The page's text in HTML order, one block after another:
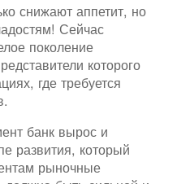
снижают аппетит, но
Сейчас
поколение
которого
где требуется
банк вырос и
развития, который
рыночные